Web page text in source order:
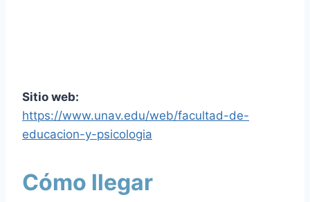
Sitio web:
https://www.unav.edu/web/facultad-de-
educacion-y-psicologia
Cómo llegar